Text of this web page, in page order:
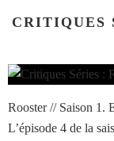
CRITIQUES
Rooster // Saison 1.
L’épisode 4 de la